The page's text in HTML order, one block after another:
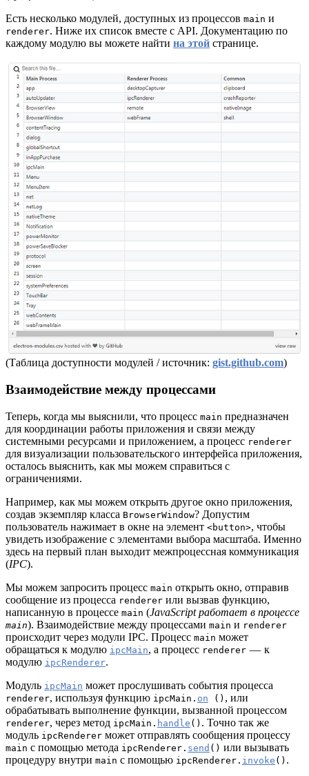
Есть несколько модулей, доступных из процессов main и
renderer. Ниже их список вместе с API. Документацию по
каждому модулю вы можете найти на этой странице.
(Таблица доступности модулей / источник: gist.github.com)
Взаимодействие между процессами
Теперь, когда мы выяснили, что процесс main предназначен
для координации работы приложения и связи между
системными ресурсами и приложением, а процесс renderer
для визуализации пользовательского интерфейса приложения,
осталось выяснить, как мы можем справиться с
ограничениями.
Например, как мы можем открыть другое окно приложения,
создав экземпляр класса BrowserWindow? Допустим
пользователь нажимает в окне на элемент <button>, чтобы
увидеть изображение с элементами выбора масштаба. Именно
здесь на первый план выходит межпроцессная коммуникация
(IPC).
Мы можем запросить процесс main открыть окно, отправив
сообщение из процесса renderer или вызвав функцию,
написанную в процессе main (JavaScript работает в процессе
main). Взаимодействие между процессами main и renderer
происходит через модули IPC. Процесс main может
обращаться к модулю ipcMain, а процесс renderer — к
модулю ipcRenderer.
Модуль ipcMain может прослушивать события процесса
renderer, используя функцию ipcMain. on () , или
обрабатывать выполнение функции, вызванной процессом
renderer, через метод ipcMain. handle () . Точно так же
модуль ipcRenderer может отправлять сообщения процессу
main с помощью метода ipcRenderer. send () или вызывать
процедуру внутри main с помощью ipcRenderer. invoke () .